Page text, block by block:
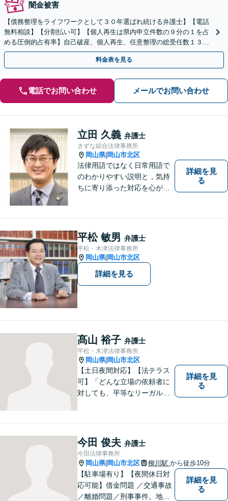
闇金被害
【債務整理をライフワークとして３０年選ばれ続ける弁護士】【電話
無料相談】【分割払い可】【個人再生は県内申立件数の９分の１を占
める圧倒的占有率】自己破産、個人再生、任意整理の総受任数１３０
０件は言葉を超えた確かな信頼の証。
料金表を見る
電話でお問い合わせ メールでお問い合わせ
立田 久義 弁護士
きずな綜合法律事務所
岡山県| 岡山市北区
法律用語ではなく日常用語で
のわかりやすい説明と，気持
ちに寄り添った対応を心がけ
詳細を見
る
平松 敏男 弁護士
平松・木津法律事務所
岡山県| 岡山市北区
詳細を見る
髙山 裕子 弁護士
平松・木津法律事務所
岡山県| 岡山市北区
【土日夜間対応】【法テラス
可】「どんな立場の依頼者に
対しても、平等なリーガルサ
事件・犯罪被害者支援など幅
広い事件に対応！
詳細を見
る
今田 俊夫 弁護士
今田法律事務所
岡山県| 岡山市北区 柳川駅 から徒歩10分
【駐車場有り】【夜間休日対
応可能】借金問題 ／交通事故
／離婚問題／刑事事件。地域
詳細を見
る